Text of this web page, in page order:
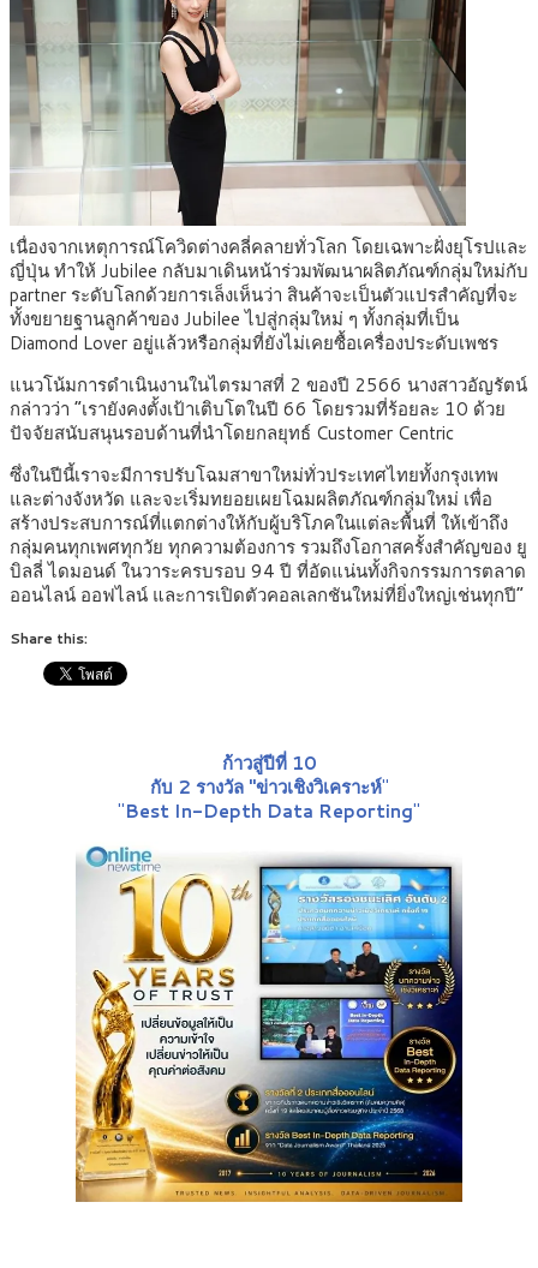
เนื่องจากเหตุการณ์โควิดต่างคลี่คลายทั่วโลก โดยเฉพาะฝั่งยุโรปและ
ญี่ปุ่น ทำให้ Jubilee กลับมาเดินหน้าร่วมพัฒนาผลิตภัณฑ์กลุ่มใหม่กับ
partner ระดับโลกด้วยการเล็งเห็นว่า สินค้าจะเป็นตัวแปรสำคัญที่จะ
ทั้งขยายฐานลูกค้าของ Jubilee ไปสู่กลุ่มใหม่ ๆ ทั้งกลุ่มที่เป็น
Diamond Lover อยู่แล้วหรือกลุ่มที่ยังไม่เคยซื้อเครื่องประดับเพชร
แนวโน้มการดำเนินงานในไตรมาสที่ 2 ของปี 2566 นางสาวอัญรัตน์
กล่าวว่า “เรายังคงตั้งเป้าเติบโตในปี 66 โดยรวมที่ร้อยละ 10 ด้วย
ปัจจัยสนับสนุนรอบด้านที่นำโดยกลยุทธ์ Customer Centric
ซึ่งในปีนี้เราจะมีการปรับโฉมสาขาใหม่ทั่วประเทศไทยทั้งกรุงเทพ
และต่างจังหวัด และจะเริ่มทยอยเผยโฉมผลิตภัณฑ์กลุ่มใหม่ เพื่อ
สร้างประสบการณ์ที่แตกต่างให้กับผู้บริโภคในแต่ละพื้นที่ ให้เข้าถึง
กลุ่มคนทุกเพศทุกวัย ทุกความต้องการ รวมถึงโอกาสครั้งสำคัญของ ยู
บิลลี่ ไดมอนด์ ในวาระครบรอบ 94 ปี ที่อัดแน่นทั้งกิจกรรมการตลาด
ออนไลน์ ออฟไลน์ และการเปิดตัวคอลเลกชันใหม่ที่ยิ่งใหญ่เช่นทุกปี”
Share this:
ก้าวสู่ปีที่ 10
กับ 2 รางวัล "ข่าวเชิงวิเคราะห์"
"Best In-Depth Data Reporting"